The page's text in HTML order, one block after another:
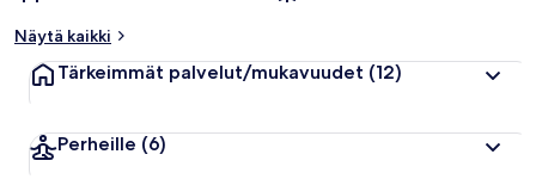
Näytä kaikki
Tärkeimmät palvelut/mukavuudet (12)
Perheille (6)